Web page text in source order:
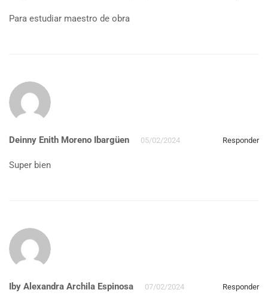
Para estudiar maestro de obra
Deinny Enith Moreno Ibargüen 05/02/2024 Responder
Super bien
Iby Alexandra Archila Espinosa 07/02/2024 Responder